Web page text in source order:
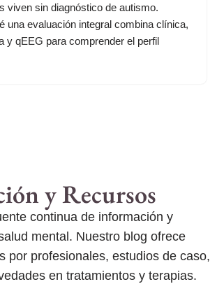
viven sin diagnóstico de autismo.
una evaluación integral combina clínica,
y qEEG para comprender el perfil
y Recursos
continua de información y
mental. Nuestro blog ofrece
por profesionales, estudios de caso,
en tratamientos y terapias.